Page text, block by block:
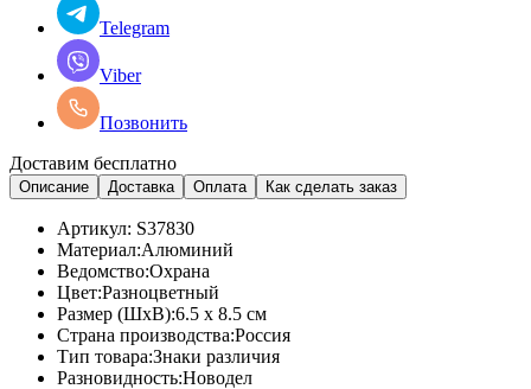
Telegram
Viber
Позвонить
Доставим бесплатно
Описание Доставка Оплата Как сделать заказ
Артикул: S37830
Материал:Алюминий
Ведомство:Охрана
Цвет:Разноцветный
Размер (ШхВ):6.5 x 8.5 см
Страна производства:Россия
Тип товара:Знаки различия
Разновидность:Новодел